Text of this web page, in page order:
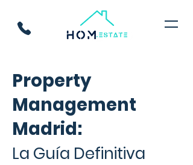
Property
Management
Madrid:
La Guía Definitiva